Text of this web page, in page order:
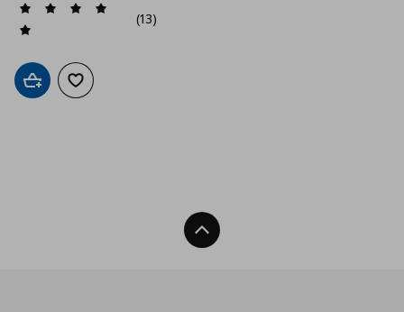
(13)
Добави в кошницата
Добави към списъка с любими
Нагоре